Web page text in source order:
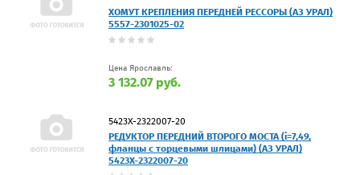
ХОМУТ КРЕПЛЕНИЯ ПЕРЕДНЕЙ РЕССОРЫ (АЗ УРАЛ)
5557-2301025-02
Цена Ярославль:
3 132.07 руб.
5423Х-2322007-20
РЕДУКТОР ПЕРЕДНИЙ ВТОРОГО МОСТА (i=7,49,
фланцы с торцевыми шлицами) (АЗ УРАЛ)
5423Х-2322007-20